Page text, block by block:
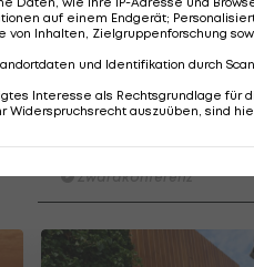
mit 7:6 (5), 7:6
Tirol I #Zwarakonferenz
Zwarakonferenz
Am Stammtisch bei Andy
Knett
auf einem Endgerät;
Inhalten, Zielgruppenforschung
und Identifikation durch
Interesse als Rechtsgrundlage für
Widerspruchsrecht auszuüben, sind